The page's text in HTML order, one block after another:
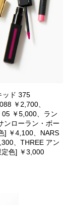
ッド 375
￥2,700、
￥5,000、ラン
ンローラン・ボー
] ￥4,100、NARS
、THREE アン
色] ￥3,000